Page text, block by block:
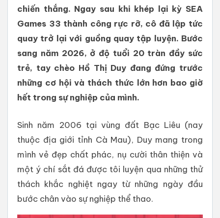
chiến thắng. Ngay sau khi khép lại kỳ SEA
Games 33 thành công rực rỡ, cô đã lập tức
quay trở lại với guồng quay tập luyện. Bước
sang năm 2026, ở độ tuổi 20 tràn đầy sức
trẻ, tay chèo Hồ Thị Duy đang đứng trước
những cơ hội và thách thức lớn hơn bao giờ
hết trong sự nghiệp của mình.
Sinh năm 2006 tại vùng đất Bạc Liêu (nay
thuộc địa giới tỉnh Cà Mau), Duy mang trong
mình vẻ đẹp chất phác, nụ cười thân thiện và
một ý chí sắt đá được tôi luyện qua những thử
thách khắc nghiệt ngay từ những ngày đầu
bước chân vào sự nghiệp thể thao.